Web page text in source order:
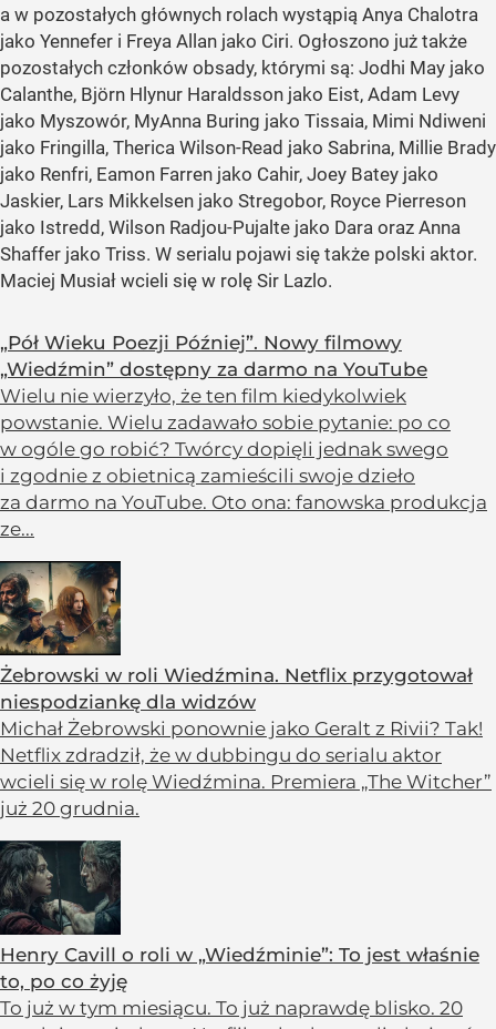
a w pozostałych głównych rolach wystąpią Anya Chalotra
jako Yennefer i Freya Allan jako Ciri. Ogłoszono już także
pozostałych członków obsady, którymi są: Jodhi May jako
Calanthe, Björn Hlynur Haraldsson jako Eist, Adam Levy
jako Myszowór, MyAnna Buring jako Tissaia, Mimi Ndiweni
jako Fringilla, Therica Wilson-Read jako Sabrina, Millie Brady
jako Renfri, Eamon Farren jako Cahir, Joey Batey jako
Jaskier, Lars Mikkelsen jako Stregobor, Royce Pierreson
jako Istredd, Wilson Radjou-Pujalte jako Dara oraz Anna
Shaffer jako Triss. W serialu pojawi się także polski aktor.
Maciej Musiał wcieli się w rolę Sir Lazlo.
„Pół Wieku Poezji Później”. Nowy filmowy
„Wiedźmin” dostępny za darmo na YouTube
Wielu nie wierzyło, że ten film kiedykolwiek
powstanie. Wielu zadawało sobie pytanie: po co
w ogóle go robić? Twórcy dopięli jednak swego
i zgodnie z obietnicą zamieścili swoje dzieło
za darmo na YouTube. Oto ona: fanowska produkcja
ze...
Żebrowski w roli Wiedźmina. Netflix przygotował
niespodziankę dla widzów
Michał Żebrowski ponownie jako Geralt z Rivii? Tak!
Netflix zdradził, że w dubbingu do serialu aktor
wcieli się w rolę Wiedźmina. Premiera „The Witcher”
już 20 grudnia.
Henry Cavill o roli w „Wiedźminie”: To jest właśnie
to, po co żyję
To już w tym miesiącu. To już naprawdę blisko. 20